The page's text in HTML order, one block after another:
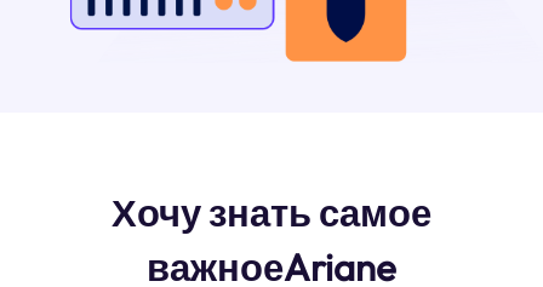
Хочу знать самое
важноеAriane